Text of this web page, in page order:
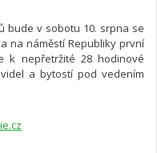
bude v sobotu 10. srpna se
na náměstí Republiky první
k nepřetržité 28 hodinové
a bytostí pod vedením